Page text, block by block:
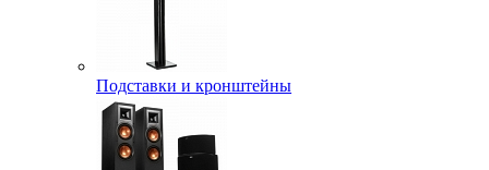
Подставки и кронштейны